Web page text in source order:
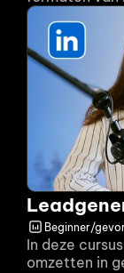
Beginner/
In deze
omzetten in